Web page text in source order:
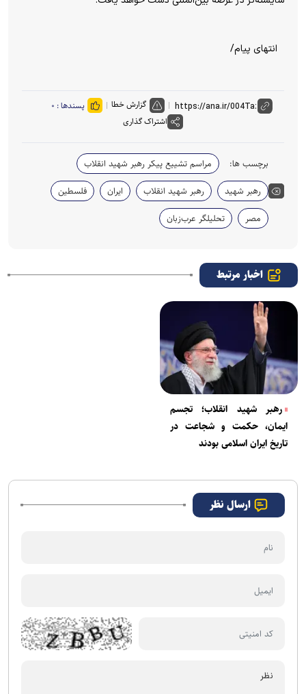
انتهای پیام/
گزارش خطا پسندها : ۰
اشتراک گذاری
برچسب ها:
مراسم تشییع پیکر رهبر شهید انقلاب
رهبر شهید
رهبر شهید انقلاب ایران
فلسطین
مصر
تحلیلگر عرب‌زبان
اخبار مرتبط
رهبر شهید انقلاب؛ تجسم
ایمان، حکمت و شجاعت در
تاریخ ایران اسلامی بودند
ارسال نظر